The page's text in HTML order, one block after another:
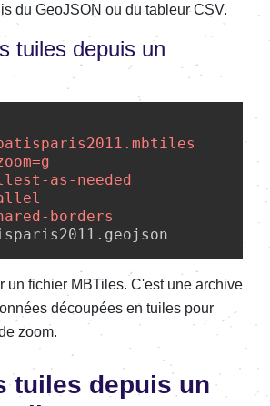
du GeoJSON ou du tableur CSV.
tuiles depuis un
as-needed
borders
un fichier MBTiles. C'est une archive
découpées en tuiles pour
zoom.
tuiles depuis un